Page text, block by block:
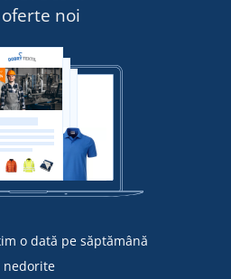
noi
o dată pe săptămână
nedorite